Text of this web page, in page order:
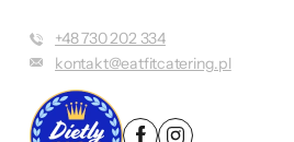
+48 730 202 334
kontakt@eatfitcatering.pl